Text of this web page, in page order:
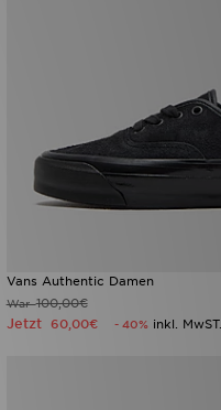
Vans Authentic Damen
War100,00€
Jetzt 60,00€ - 40% inkl. MwST.